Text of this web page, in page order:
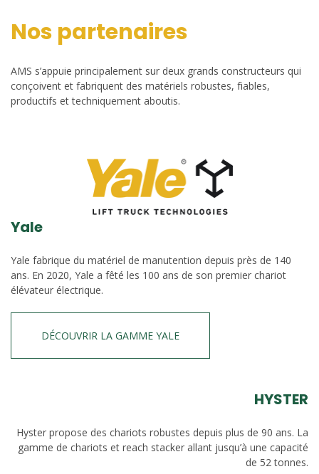
Nos partenaires
AMS s’appuie principalement sur deux grands constructeurs qui
conçoivent et fabriquent des matériels robustes, fiables,
productifs et techniquement aboutis.
Yale
Yale fabrique du matériel de manutention depuis près de 140
ans. En 2020, Yale a fêté les 100 ans de son premier chariot
élévateur électrique.
DÉCOUVRIR LA GAMME YALE
HYSTER
Hyster propose des chariots robustes depuis plus de 90 ans. La
gamme de chariots et reach stacker allant jusqu’à une capacité
de 52 tonnes.